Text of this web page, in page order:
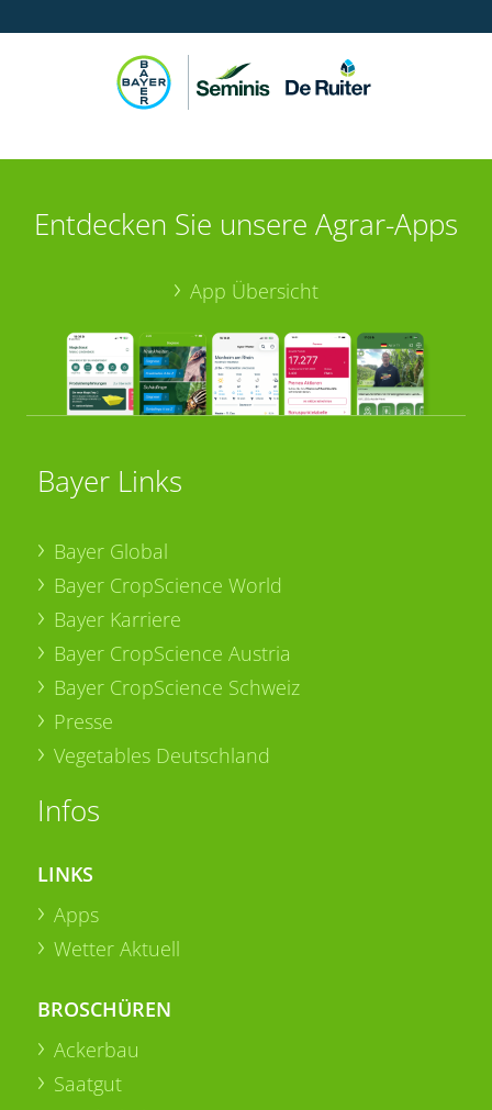
Entdecken Sie unsere Agrar-Apps
App Übersicht
Bayer Links
Bayer Global
Bayer CropScience World
Bayer Karriere
Bayer CropScience Austria
Bayer CropScience Schweiz
Presse
Vegetables Deutschland
Infos
LINKS
Apps
Wetter Aktuell
BROSCHÜREN
Ackerbau
Saatgut